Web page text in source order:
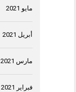
مايو 2021
أبريل 2021
مارس 2021
فبراير 2021